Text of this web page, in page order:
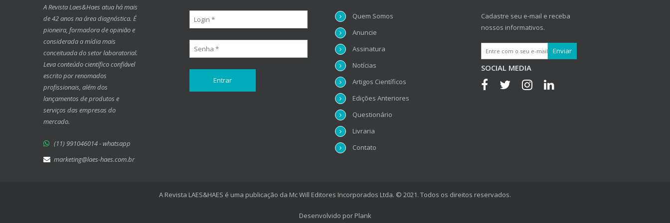
A Revista Laes&Haes atua há mais
de 42 anos na área diagnóstica. É
pioneira, formadora de opinião e
considerada a mídia mais
conceituada do setor laboratorial.
Leva conteúdo científico confiável
escrito por renomados
profissionais, além dos
lançamentos de produtos e
serviços das empresas do
mercado.
(11) 991046014 - whatsapp
marketing@laes-haes.com.br
Quem Somos
Anuncie
Assinatura
Notícias
Artigos Científicos
Edições Anteriores
Questionário
Livraria
Contato
Cadastre seu e-mail e receba
nossos informativos.
SOCIAL MEDIA
A Revista LAES&HAES é uma publicação da Mc Will Editores Incorporados Ltda. © 2021. Todos os direitos reservados.
Desenvolvido por Plank